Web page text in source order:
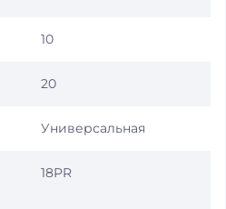
10
20
Универсальная
18PR